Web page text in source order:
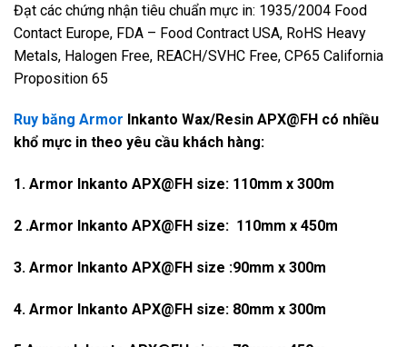
Đạt các chứng nhận tiêu chuẩn mực in: 1935/2004 Food
Contact Europe, FDA – Food Contract USA, RoHS Heavy
Metals, Halogen Free, REACH/SVHC Free, CP65 California
Proposition 65
Ruy băng Armor Inkanto Wax/Resin APX@FH có nhiều
khổ mực in theo yêu cầu khách hàng:
1. Armor Inkanto APX@FH size: 110mm x 300m
2 .Armor Inkanto APX@FH size: 110mm x 450m
3. Armor Inkanto APX@FH size :90mm x 300m
4. Armor Inkanto APX@FH size: 80mm x 300m